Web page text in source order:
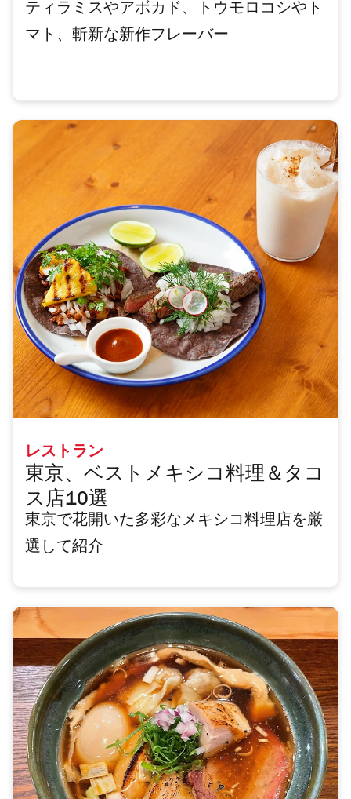
ティラミスやアボカド、トウモロコシやト
マト、斬新な新作フレーバー
レストラン
東京、ベストメキシコ料理＆タコ
ス店10選
東京で花開いた多彩なメキシコ料理店を厳
選して紹介